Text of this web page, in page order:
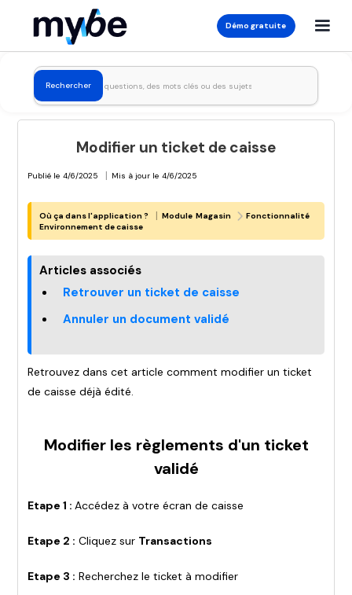
Démo gratuite
Modifier un ticket de caisse
Publié le 4/6/2025 | Mis à jour le 4/6/2025
Où ça dans l'application ? | Module Magasin
Fonctionnalité
Environnement de caisse
Articles associés
Retrouver un ticket de caisse
Annuler un document validé
Retrouvez dans cet article comment modifier un ticket
de caisse déjà édité.
Modifier les règlements d'un ticket
validé
Etape 1 :Accédez à votre écran de caisse
Etape 2 : Cliquez sur Transactions
Etape 3 : Recherchez le ticket à modifier